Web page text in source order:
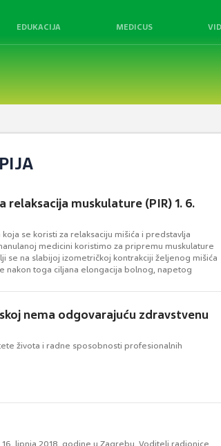
EDUKACIJA MEDICUS
muskulature (PIR) 1. 6.
se koristi za relaksaciju mišića i predstavlja
medicini koristimo za pripremu muskulature
se na slabijoj izometričkoj kontrakciji željenog mišića
nakon toga ciljana elongacija bolnog, napetog
nema odgovarajuću zdravstvenu
života i radne sposobnosti profesionalnih
lipnja 2018. godine u Zagrebu. Voditelj radionice